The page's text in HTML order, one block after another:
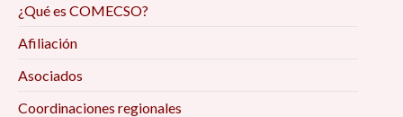
¿Qué es COMECSO?
Afiliación
Asociados
Coordinaciones regionales